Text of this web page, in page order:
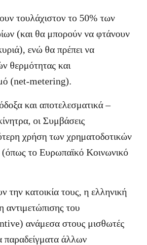
τουλάχιστον το 50% των
(και θα μπορούν να φτάνουν
ενώ θα πρέπει να
θερμότητας και
(net-metering).
και αποτελεσματικά –
οι Συμβάσεις
χρήση των χρηματοδοτικών
(όπως το Ευρωπαϊκό Κοινωνικό
την κατοικία τους, η ελληνική
αντιμετώπισης του
ανάμεσα στους μισθωτές
παραδείγματα άλλων